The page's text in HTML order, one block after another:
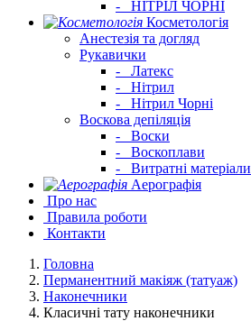
-
НІТРІЛ ЧОРНІ
Косметологія
Анестезія та догляд
Рукавички
-
Латекс
-
Нітрил
-
Нітрил Чорні
Воскова депіляція
-
Воски
-
Воскоплави
-
Витратні матеріали
Аерографія
Про нас
Правила роботи
Контакти
Головна
Перманентний макіяж (татуаж)
Наконечники
Класичні тату наконечники